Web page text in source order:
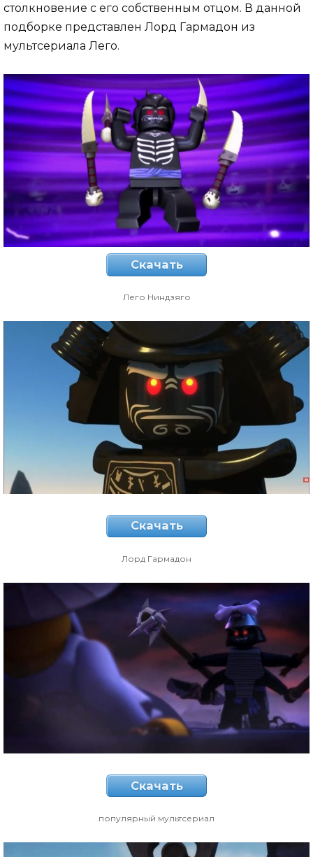
столкновение с его собственным отцом. В данной
подборке представлен Лорд Гармадон из
мультсериала Лего.
Скачать
Лего Ниндзяго
Скачать
Лорд Гармадон
Скачать
популярный мультсериал